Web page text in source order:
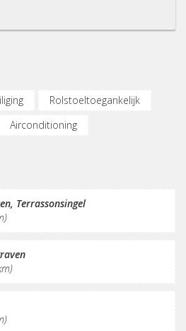
Rolstoeltoegankelijk
Airconditioning
Printservice
hart
Terrassonsingel